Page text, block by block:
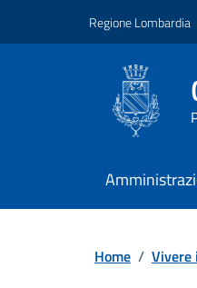
Regione Lombardia
Home / Vivere